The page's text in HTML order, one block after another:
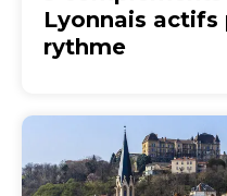
Lyonnais actifs
rythme